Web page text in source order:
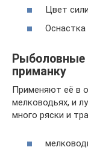
Цвет
Рыболовные
приманку
Применяют её в
мелководьях, и
много ряски и